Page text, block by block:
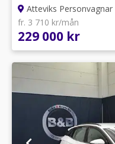
Atteviks Personvagnar
fr. 3 710 kr/mån
229 000 kr